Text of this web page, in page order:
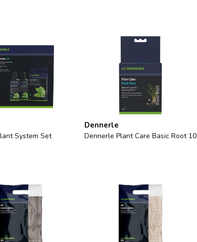
System Set
Dennerle
Dennerle Plant Care Basic Root 10